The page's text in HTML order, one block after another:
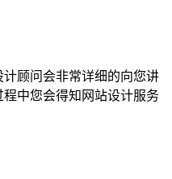
顾问会非常详细的向您讲
中您会得知网站设计服务